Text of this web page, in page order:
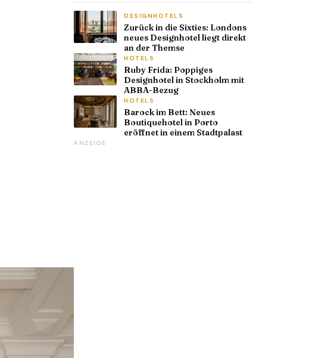
DESIGNHOTELS
Zurück in die Sixties: Londons
neues Designhotel liegt direkt
an der Themse
HOTELS
Ruby Frida: Poppiges
Designhotel in Stockholm mit
ABBA-Bezug
HOTELS
Barock im Bett: Neues
Boutiquehotel in Porto
eröffnet in einem Stadtpalast
ANZEIGE